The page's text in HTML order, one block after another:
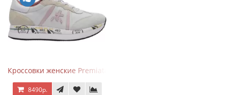
Кроссовки женские Premiata Conny бежево-серые с розовым
8490р.